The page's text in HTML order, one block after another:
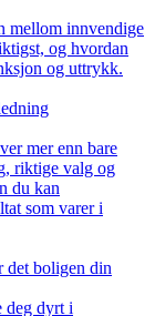
mellom innvendige
og hvordan
og uttrykk.
mer enn bare
riktige valg og
du kan
som varer i
det boligen din
deg dyrt i